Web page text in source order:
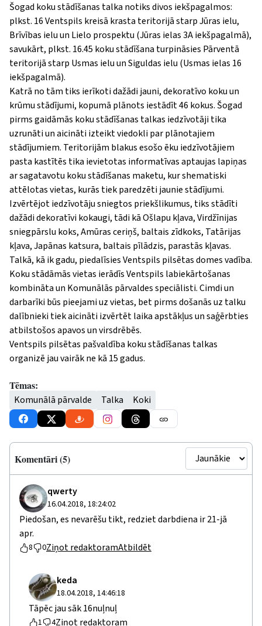
Šogad koku stādīšanas talka notiks divos iekšpagalmos:
plkst. 16 Ventspils kreisā krasta teritorijā starp Jūras ielu,
Brīvības ielu un Lielo prospektu (Jūras ielas 3A iekšpagalmā),
savukārt, plkst. 16.45 koku stādīšana turpināsies Pārventā
teritorijā starp Usmas ielu un Siguldas ielu (Usmas ielas 16
iekšpagalmā).
Katrā no tām tiks ierīkoti dažādi jauni, dekoratīvo koku un
krūmu stādījumi, kopumā plānots iestādīt 46 kokus.Šogad
pirms gaidāmās koku stādīšanas talkas iedzīvotāji tika
uzrunāti un aicināti izteikt viedokli par plānotajiem
stādījumiem. Teritorijām blakus esošo ēku iedzīvotājiem
pasta kastītēs tika ievietotas informatīvas aptaujas lapiņas
ar sagatavotu koku stādīšanas maketu, kur shematiski
attēlotas vietas, kurās tiek paredzēti jaunie stādījumi.
Izvērtējot iedzīvotāju sniegtos priekšlikumus, tiks stādīti
dažādi dekoratīvi kokaugi, tādi kāOšlapu kļava, Virdžīnijas
sniegpārslu koks, Amūras ceriņš, baltais zīdkoks, Tatārijas
kļava, Japānas katsura, baltais pīlādzis, parastās kļavas.
Talkā, kā ik gadu, piedalīsies Ventspils pilsētas domes vadība.
Koku stādāmās vietas ierādīs Ventspils labiekārtošanas
kombināta un Komunālās pārvaldes speciālisti.Cimdi un
darbarīki būs pieejami uz vietas, bet pirms došanās uz talku
dalībnieki tiek aicināti izvērtēt laika apstākļus un saģērbties
atbilstošos apavos un virsdrēbēs.
Ventspils pilsētas pašvaldība koku stādīšanas talkas
organizē jau vairāk ne kā 15 gadus.
Tēmas:
Komunālā pārvalde Talka Koki
Komentāri (5)
qwerty
16.04.2018, 18:24:02
Piedošan, es nevarēšu tikt, redziet darbdiena ir 21-jā
apr.
8 0Ziņot redaktoramAtbildēt
keda
18.04.2018, 14:46:18
Tāpēc jau sāk 16nuļnuļ
1 4Ziņot redaktoram